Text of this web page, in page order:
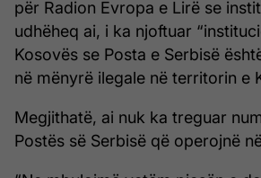
për Radion Evropa e Lirë se
udhëheq ai, i ka njoftuar
Kosovës se Posta e Serbisë
në mënyrë ilegale në territorin e
Megjithatë, ai nuk ka treguar
Postës së Serbisë që operojnë